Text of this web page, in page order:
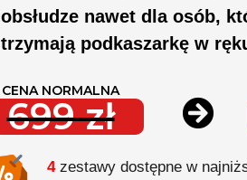
obsłudze nawet dla osób,
trzymają podkaszarkę w
CENA NORMALNA
699 zł
4zestawy dostępne w